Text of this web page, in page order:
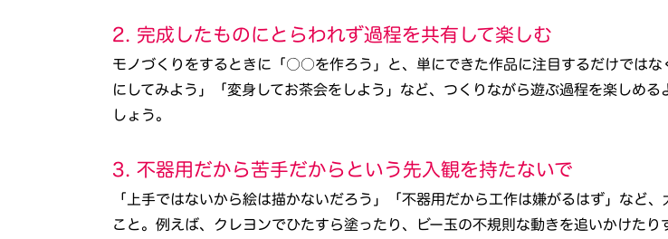
2. 完成したものにとらわれず過程を共有して楽しむ
モノづくりをするときに「○○を作ろう」と、単にできた作品に注目するだけではな
にしてみよう」「変身してお茶会をしよう」など、つくりながら遊ぶ過程を楽しめる
しょう。
3. 不器用だから苦手だからという先入観を持たないで
「上手ではないから絵は描かないだろう」「不器用だから工作は嫌がるはず」など
こと。例えば、クレヨンでひたすら塗ったり、ビー玉の不規則な動きを追いかけたり